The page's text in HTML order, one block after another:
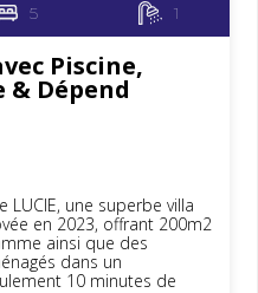
5 1
Piscine,
& Dépend
une superbe villa
en 2023, offrant 200m2
ainsi que des
dans un
10 minutes de